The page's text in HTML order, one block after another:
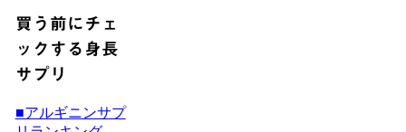
買う前にチェ
ックする身長
サプリ
■アルギニンサプ